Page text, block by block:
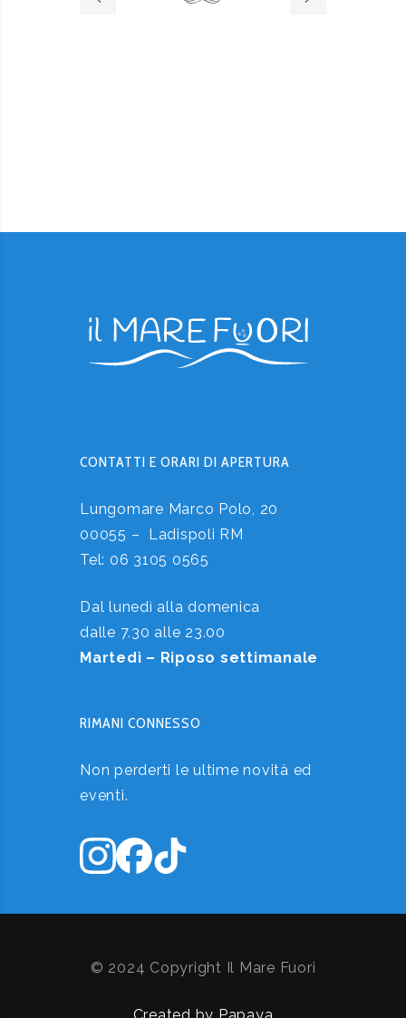
CONTATTI E ORARI DI APERTURA
Lungomare Marco Polo, 20
00055 – Ladispoli RM
Tel: 06 3105 0565
Dal lunedì alla domenica
dalle 7.30 alle 23.00
Martedì – Riposo settimanale
RIMANI CONNESSO
Non perderti le ultime novità ed
eventi.
© 2024 Copyright Il Mare Fuori